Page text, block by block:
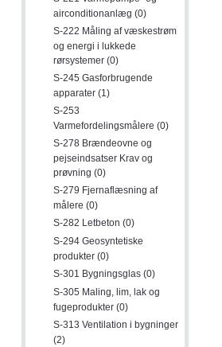
airconditionanlæg (0)
S-222 Måling af væskestrøm
og energi i lukkede
rørsystemer (0)
S-245 Gasforbrugende
apparater (1)
S-253
Varmefordelingsmålere (0)
S-278 Brændeovne og
pejseindsatser Krav og
prøvning (0)
S-279 Fjernaflæsning af
målere (0)
S-282 Letbeton (0)
S-294 Geosyntetiske
produkter (0)
S-301 Bygningsglas (0)
S-305 Maling, lim, lak og
fugeprodukter (0)
S-313 Ventilation i bygninger
(2)